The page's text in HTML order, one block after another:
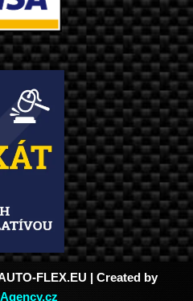
FLEX.EU | Created by